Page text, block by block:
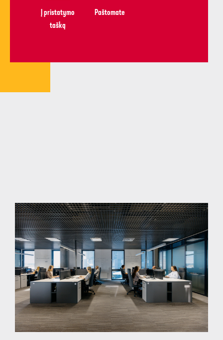
Į pristatymo
tašką​
Paštomate